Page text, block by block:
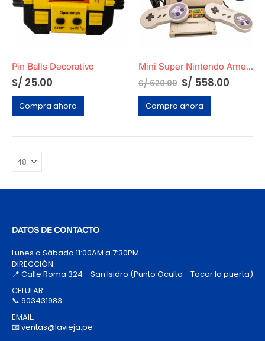
Pin Balls Decorativo
S/ 25.00
Compra ahora
Mini Super Nintendo Americano
S/620.00 S/ 558.00
Compra ahora
DATOS DE CONTACTO
Lunes a Sábado 11:00AM a 7:30PM
DIRECCIÓN:
📍 Calle Roma 324 - San Isidro (Punto Oculto - Tocar la puerta)
CELULAR:
📞 903431983
EMAIL:
📧 ventas@lavieja.pe